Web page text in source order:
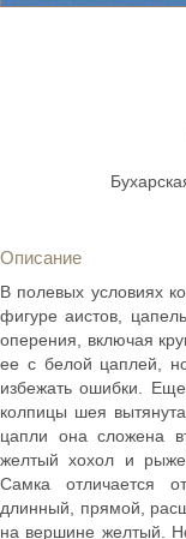
Описание
В полевых условиях
фигуре аистов,
оперения, включая
ее с белой цаплей,
избежать ошибки.
колпицы шея
цапли она сложена
желтый хохол и
Самка отличается
длинный, прямой,
на вершине желтый.